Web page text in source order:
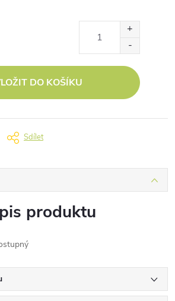
DO KOŠÍKU
Sdílet
produktu